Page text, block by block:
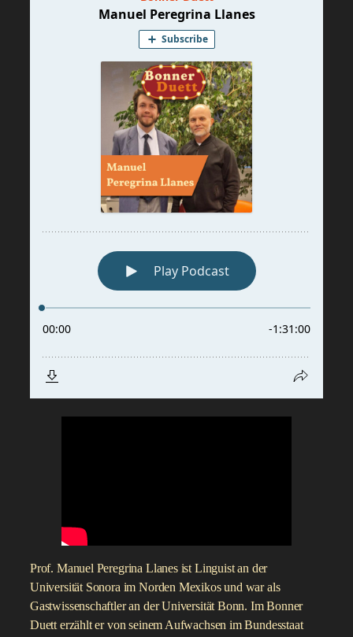
Prof. Manuel Peregrina Llanes ist Linguist an der
Universität Sonora im Norden Mexikos und war als
Gastwissenschaftler an der Universität Bonn. Im Bonner
Duett erzählt er von seinem Aufwachsen im Bundesstaat